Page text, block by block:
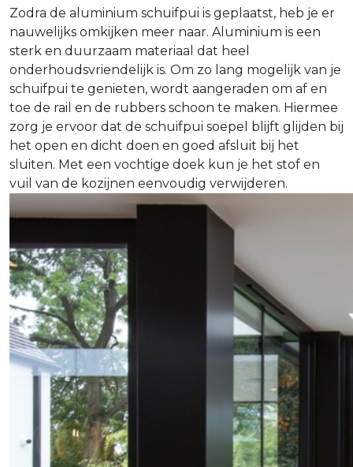
Zodra de aluminium schuifpui is geplaatst, heb je er
nauwelijks omkijken meer naar. Aluminium is een
sterk en duurzaam materiaal dat heel
onderhoudsvriendelijk is. Om zo lang mogelijk van je
schuifpui te genieten, wordt aangeraden om af en
toe de rail en de rubbers schoon te maken. Hiermee
zorg je ervoor dat de schuifpui soepel blijft glijden bij
het open en dicht doen en goed afsluit bij het
sluiten. Met een vochtige doek kun je het stof en
vuil van de kozijnen eenvoudig verwijderen.